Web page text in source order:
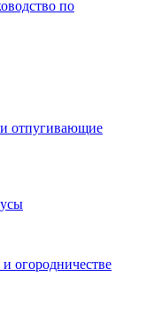
по
отпугивающие
огородничестве